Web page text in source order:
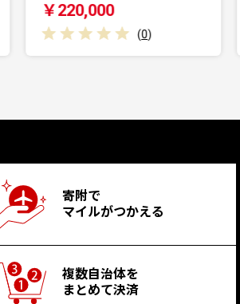
￥220,000
寄附で
マイルがつかえる
複数自治体を
まとめて決済